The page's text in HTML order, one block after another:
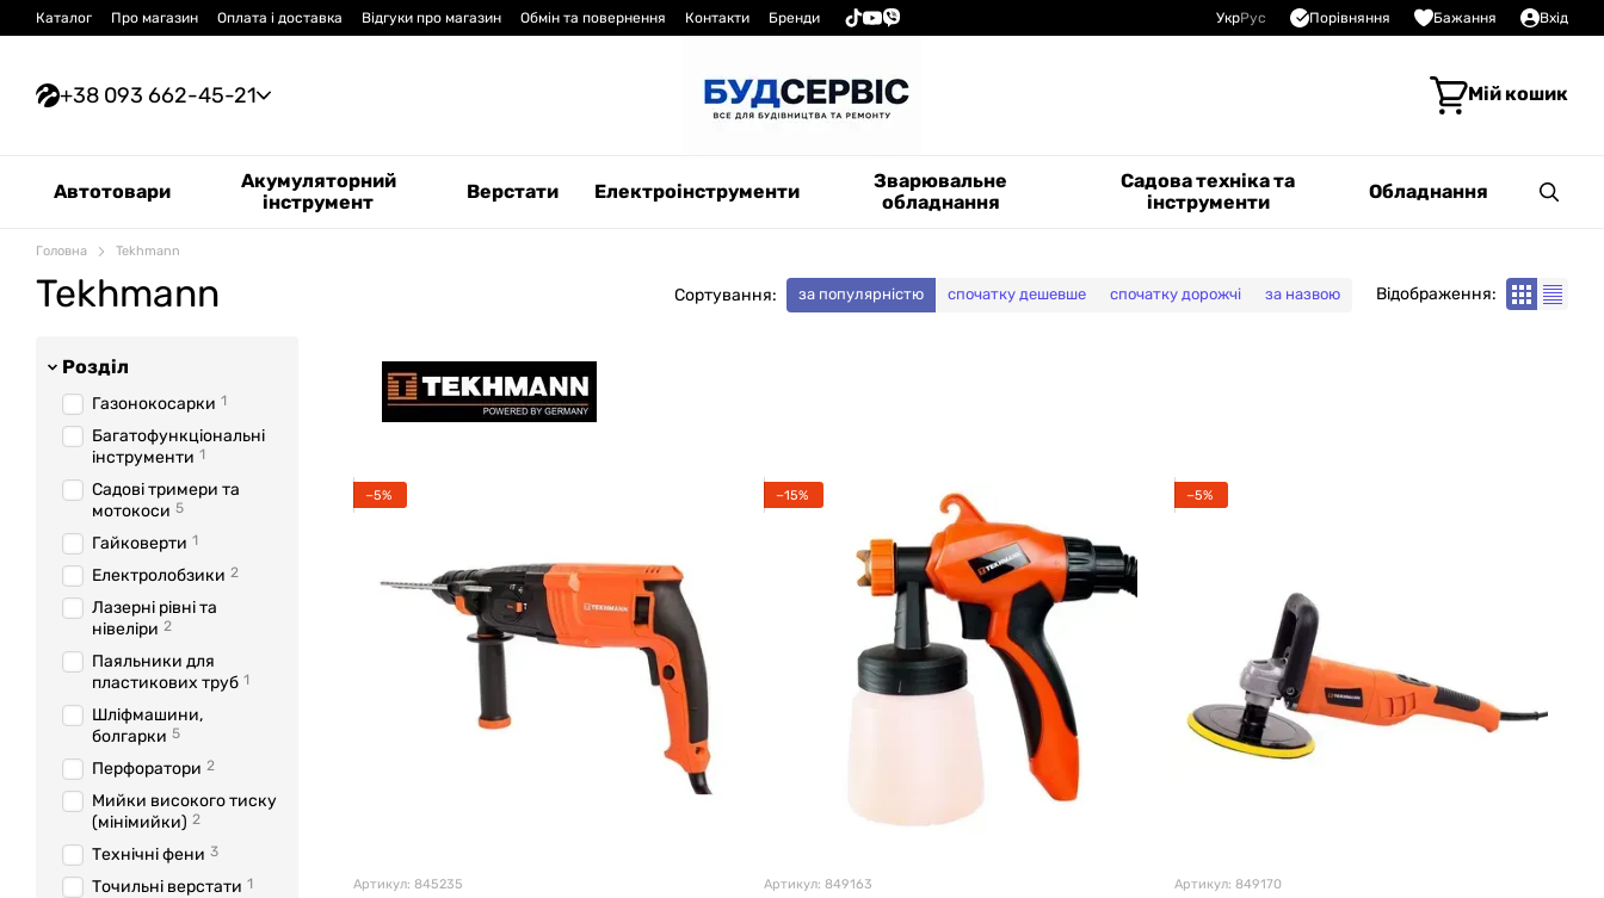
Перейти до основного контенту
Каталог Про магазин Оплата і доставка Відгуки про магазин Обмін та повернення Контакти Бренди УкрРус Порівняння Бажання Вхід
+38 093 662-45-21 Мій кошик
Автотовари
Акумуляторний
інструмент
Верстати Електроінструменти
Зварювальне
обладнання
Садова техніка та
інструменти
Обладнання
Головна Tekhmann
Tekhmann Сортування: за популярністю спочатку дешевше спочатку дорожчі за назвою Відображення:
−5%
Артикул: 845235
−15%
Артикул: 849163
−5%
Артикул: 849170
Розділ
Газонокосарки 1
Багатофункціональні
інструменти 1
Садові тримери та
мотокоси 5
Гайковерти 1
Електролобзики 2
Лазерні рівні та
нівеліри 2
Паяльники для
пластикових труб 1
Шліфмашини,
болгарки 5
Перфоратори 2
Мийки високого тиску
(мінімийки) 2
Технічні фени 3
Точильні верстати 1